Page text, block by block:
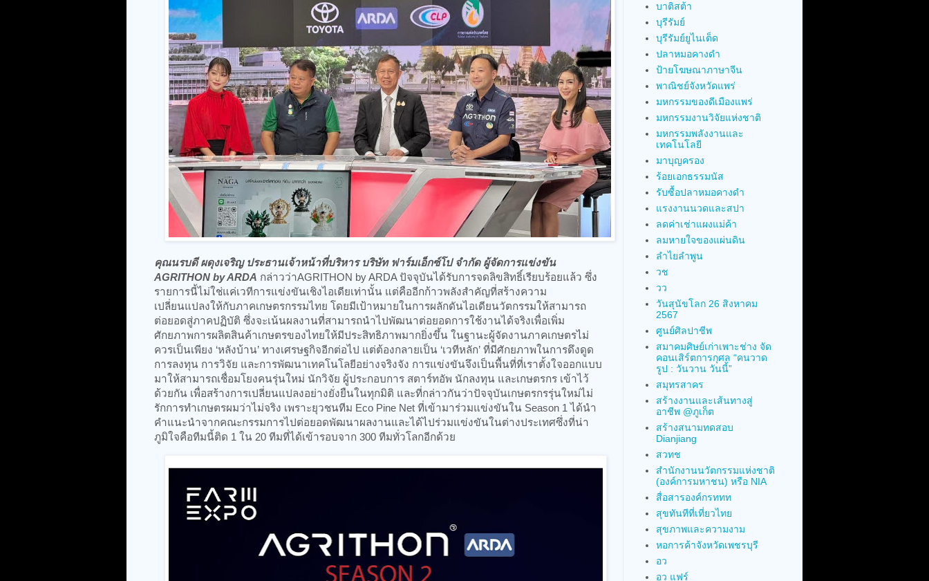
คุณนรบดี ผดุงเจริญ ประธานเจ้าหน้าที่บริหาร บริษัท ฟาร์มเอ็กซ์โป จำกัด ผู้จัดการแข่งขัน
AGRITHON by ARDA กล่าวว่าAGRITHON by ARDA ปัจจุบันได้รับการจดลิขสิทธิ์เรียบร้อยแล้ว ซึ่ง
รายการนี้ไม่ใช่แค่เวทีการแข่งขันเชิงไอเดียเท่านั้น แต่คืออีกก้าวพลังสำคัญที่สร้างความ
เปลี่ยนแปลงให้กับภาคเกษตรกรรมไทย โดยมีเป้าหมายในการผลักดันไอเดียนวัตกรรมให้สามารถ
ต่อยอดสู่ภาคปฏิบัติ ซึ่งจะเน้นผลงานที่สามารถนำไปพัฒนา ต่อยอดการใช้งานได้จริงเพื่อเพิ่ม
ศักยภาพการผลิตสินค้าเกษตรของไทยให้มีประสิทธิภาพมากยิ่งขึ้น ในฐานะผู้จัดงานภาคเกษตรไม่
ควรเป็นเพียง ‘หลังบ้าน’ ทางเศรษฐกิจอีกต่อไป แต่ต้องกลายเป็น ‘เวทีหลัก’ ที่มีศักยภาพในการดึงดูด
การลงทุน การวิจัย และการพัฒนาเทคโนโลยีอย่างจริงจัง การแข่งขันจึงเป็นพื้นที่ที่เราตั้งใจออกแบบ
มาให้สามารถเชื่อมโยงคนรุ่นใหม่ นักวิจัย ผู้ประกอบการ สตาร์ทอัพ นักลงทุน และเกษตรกร เข้าไว้
ด้วยกัน เพื่อสร้างการเปลี่ยนแปลงอย่างยั่งยืนในทุกมิติ และที่กล่าวกันว่าปัจจุบันเกษตรกรรุ่นใหม่ไม่
รักการทำเกษตรผมว่าไม่จริง เพราะยุวชนทีม Eco Pine Net ที่เข้ามาร่วมแข่งขันใน Season 1 ได้นำ
คำแนะนำจากคณะกรรมการไปต่อยอดพัฒนาผลงานและได้ไปร่วมแข่งขันในต่างประเทศซึ่งที่น่า
ภูมิใจคือทีมนี้ติด 1 ใน 20 ทีมที่ได้เข้ารอบจาก 300 ทีมทั่วโลกอีกด้วย
บาติสต้า
บุรีรัมย์
บุรีรัมย์ยูไนเต็ด
ปลาหมอคางดำ
ป้ายโฆษณาภาษาจีน
พาณิชย์จังหวัดแพร่
มหกรรมของดีเมืองแพร่
มหกรรมงานวิจัยแห่งชาติ
มหกรรมพลังงานและ
เทคโนโลยี
มาบุญครอง
ร้อยเอกธรรมนัส
รับซื้อปลาหมอคางดำ
แรงงานนวดและสปา
ลดค่าเช่าแผงแม่ค้า
ลมหายใจของแผ่นดิน
ลำไยลำพูน
วช
วว
วันสุนัขโลก 26 สิงหาคม
2567
ศูนย์ศิลปาชีพ
สมาคมศิษย์เก่าเพาะช่าง จัด
คอนเสิร์ตการกุศล “คนวาด
รูป : วันวาน วันนี้”
สมุทรสาคร
สร้างงานและเส้นทางสู่
อาชีพ @ภูเก็ต
สร้างสนามทดสอบ
Dianjiang
สวทช
สำนักงานนวัตกรรมแห่งชาติ
(องค์การมหาชน) หรือ NIA
สื่อสารองค์กรททท
สุขทันทีที่เที่ยวไทย
สุขภาพและความงาม
หอการค้าจังหวัดเพชรบุรี
อว
อว แฟร์